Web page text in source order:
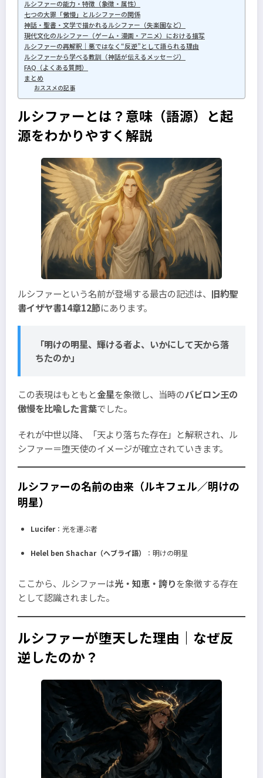
ルシファーの能力・特徴（象徴・属性）
七つの大罪「傲慢」とルシファーの関係
神話・聖書・文学で描かれるルシファー（失楽園など）
現代文化のルシファー（ゲーム・漫画・アニメ）における描写
ルシファーの再解釈｜悪ではなく“反逆”として語られる理由
ルシファーから学べる教訓（神話が伝えるメッセージ）
FAQ（よくある質問）
まとめ
おススメの記事
ルシファーとは？意味（語源）と起
源をわかりやすく解説
ルシファーという名前が登場する最古の記述は、 旧約聖
書イザヤ書14章12節にあります。
「明けの明星、輝ける者よ、いかにして天から落
ちたのか」
この表現はもともと金星を象徴し、当時のバビロン王の
傲慢を比喩した言葉でした。
それが中世以降、「天より落ちた存在」と解釈され、ル
シファー＝堕天使のイメージが確立されていきます。
ルシファーの名前の由来（ルキフェル／明けの
明星）
Lucifer：光を運ぶ者
Helel ben Shachar（ヘブライ語） ：明けの明星
ここから、ルシファーは光・知恵・誇りを象徴する存在
として認識されました。
ルシファーが堕天した理由｜なぜ反
逆したのか？